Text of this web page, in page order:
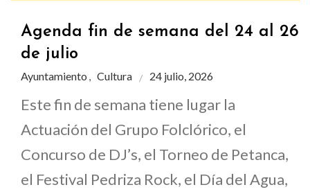
Agenda fin de semana del 24 al 26
de julio
Ayuntamiento , Cultura 24 julio, 2026
Este fin de semana tiene lugar la
Actuación del Grupo Folclórico, el
Concurso de DJ’s, el Torneo de Petanca,
el Festival Pedriza Rock, el Día del Agua,